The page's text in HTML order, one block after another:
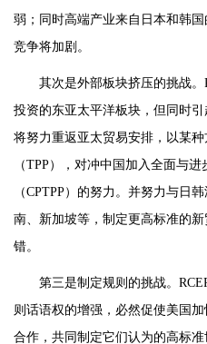
弱；同时高端产业来自日本和韩
竞争将加剧。
其次是外部板块挤压的挑战
投资的东亚太平洋板块，但同时
将努力重返亚太贸易安排，以某
（TPP），对冲中国加入全面与
（CPTPP）的努力。并努力与日
南、新加坡等，制定更高标准的
错。
第三是制定规则的挑战。
则话语权的增强，必然促使美国
合作，共同制定它们认为的高标